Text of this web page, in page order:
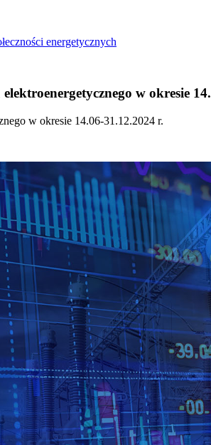
energetycznych
w okresie
w okresie 14.06-31.12.2024 r.